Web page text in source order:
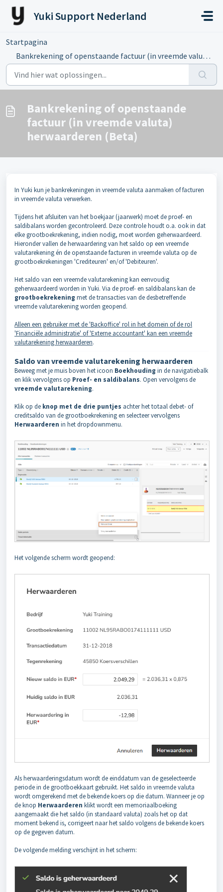
Doorgaan naar hoofdinhoud
Yuki Support Nederland
Startpagina
Bankrekening of openstaande factuur (in vreemde valuta) h...
Bankrekening of openstaande
factuur (in vreemde valuta)
herwaarderen (Beta)
In Yuki kun je bankrekeningen in vreemde valuta aanmaken of facturen
in vreemde valuta verwerken.
Tijdens het afsluiten van het boekjaar (jaarwerk) moet de proef- en
saldibalans worden gecontroleerd. Deze controle houdt o.a. ook in dat
elke grootboekrekening, indien nodig, moet worden geherwaardeerd.
Hieronder vallen de herwaardering van het saldo op een vreemde
valutarekening én de openstaande facturen in vreemde valuta op de
grootboekrekeningen 'Crediteuren' en/of 'Debiteuren'.
Het saldo van een vreemde valutarekening kan eenvoudig
geherwaardeerd worden in Yuki. Via de proef- en saldibalans kan de
grootboekrekening met de transacties van de desbetreffende
vreemde valutarekening worden geopend.
Alleen een gebruiker met de 'Backoffice' rol in het domein of de rol
'Financiële administratie' of 'Externe accountant' kan een vreemde
valutarekening herwaarderen.
Saldo van vreemde valutarekening herwaarderen
Beweeg met je muis boven het icoon Boekhouding in de navigatiebalk
en klik vervolgens op Proef- en saldibalans. Open vervolgens de
vreemde valutarekening.
Klik op de knop met de drie puntjes achter het totaal debet- of
creditsaldo van de grootboekrekening en selecteer vervolgens
Herwaarderen in het dropdownmenu.
Het volgende scherm wordt geopend:
Als herwaarderingsdatum wordt de einddatum van de geselecteerde
periode in de grootboekkaart gebruikt. Het saldo in vreemde valuta
wordt omgerekend met de bekende koers op die datum. Wanneer je op
de knop Herwaarderen klikt wordt een memoriaalboeking
aangemaakt die het saldo (in standaard valuta) zoals het op dat
moment bekend is, corrigeert naar het saldo volgens de bekende koers
op de gegeven datum.
De volgende melding verschijnt in het scherm: